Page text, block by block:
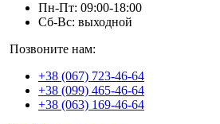
Пн-Пт: 09:00-18:00
Сб-Вс: выходной
Позвоните нам:
+38 (067) 723-46-64
+38 (099) 465-46-64
+38 (063) 169-46-64